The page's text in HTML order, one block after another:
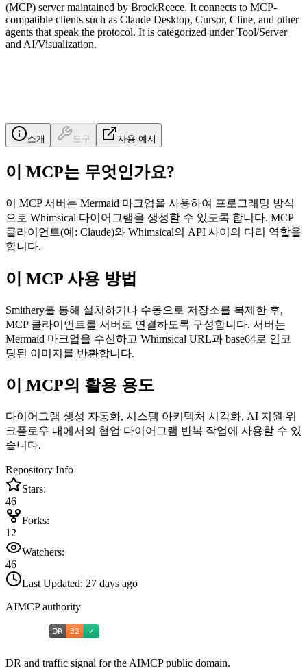
(MCP) server maintained by BrockReece. It connects to MCP-
compatible clients such as Claude Desktop, Cursor, Cline, and other
agents that speak the protocol. It is categorized under Tool/Server
and AI/Visualization.
소개 도구 사용 예시
이 MCP는 무엇인가요?
이 MCP 서버는 Mermaid 마크업을 사용하여 프로그래밍 방식
으로 Whimsical 다이어그램을 생성할 수 있도록 합니다. MCP
클라이언트(예: Claude)와 Whimsical의 API 사이의 다리 역할을
합니다.
이 MCP 사용 방법
Smithery를 통해 설치하거나 수동으로 저장소를 복제한 후,
MCP 클라이언트를 서버로 연결하도록 구성합니다. 서버는
Mermaid 마크업을 수신하고 Whimsical URL과 base64로 인코
딩된 이미지를 반환합니다.
이 MCP의 활용 용도
다이어그램 생성 자동화, 시스템 아키텍처 시각화, AI 지원 워
크플로우 내에서의 협업 다이어그램 반복 작업에 사용할 수 있
습니다.
Repository Info
Stars:
46
Forks:
12
Watchers:
46
Last Updated: 27 days ago
AIMCP authority
DR and traffic signal for the AIMCP public domain.